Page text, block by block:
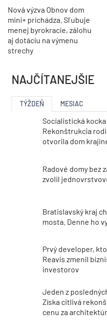
Nová výzva Obnov dom
mini+ prichádza. Sľubuje
menej byrokracie, zálohu
aj dotáciu na výmenu
strechy
NAJČÍTANEJŠIE
TÝŽDEŇ MESIAC
Socialistická kocka
Rekonštrukcia
otvorila dom
Radové domy bez
zvolil
Bratislavský kraj
mosta. Denne ho
Prvý developer,
Reavis zmenil
investorov
Jeden z
Získa citlivá
cenu za